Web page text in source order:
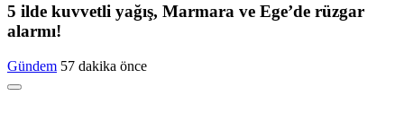
5 ilde kuvvetli yağış, Marmara ve Ege’de rüzgar
alarmı!
Gündem 57 dakika önce